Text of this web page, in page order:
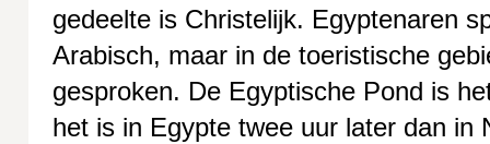
gedeelte is Christelijk. Egyptenaren
Arabisch, maar in de toeristische
gesproken. De Egyptische Pond is
het is in Egypte twee uur later dan in